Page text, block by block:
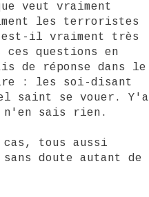
veut vraiment
les terroristes
il vraiment très
questions en
de réponse dans le
: les soi-disant
saint se vouer. Y'a
n'en sais rien.
tous aussi
doute autant de